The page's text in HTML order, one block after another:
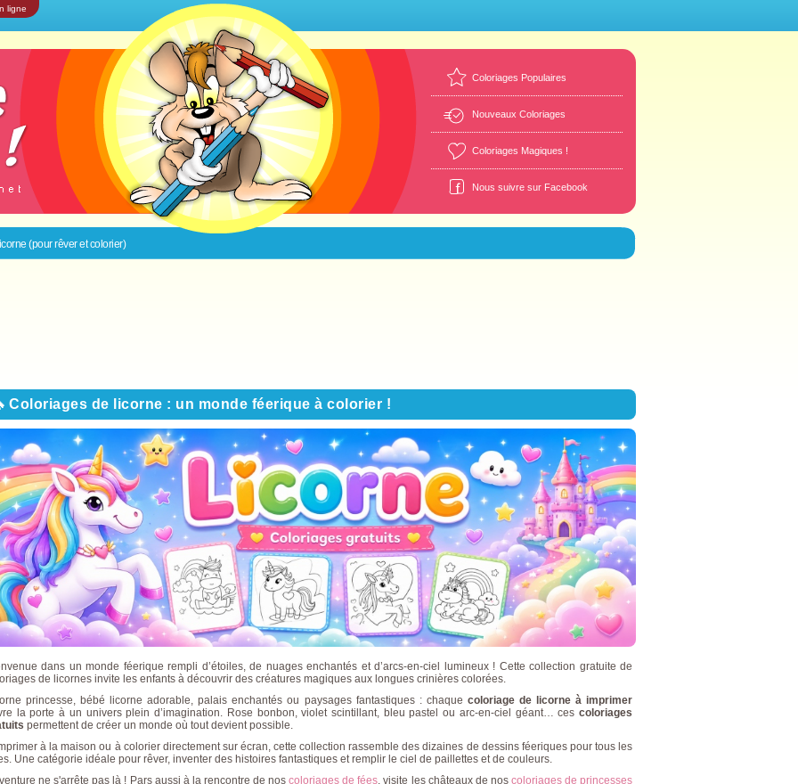
ligne
Coloriages Populaires
Nouveaux Coloriages
Coloriages Magiques !
Nous suivre sur Facebook
(pour rêver et colorier)
Coloriages de licorne : un monde féerique à colorier !
dans un monde féerique rempli d’étoiles, de nuages enchantés et d’arcs-en-ciel lumineux ! Cette collection gratuite de
de licornes invite les enfants à découvrir des créatures magiques aux longues crinières colorées.
princesse, bébé licorne adorable, palais enchantés ou paysages fantastiques : chaque coloriage de licorne à imprimer
la porte à un univers plein d’imagination. Rose bonbon, violet scintillant, bleu pastel ou arc-en-ciel géant… ces coloriages
permettent de créer un monde où tout devient possible.
à la maison ou à colorier directement sur écran, cette collection rassemble des dizaines de dessins féeriques pour tous les
Une catégorie idéale pour rêver, inventer des histoires fantastiques et remplir le ciel de paillettes et de couleurs.
ne s'arrête pas là ! Pars aussi à la rencontre de noscoloriages de fées, visite les châteaux de nos coloriages de princesses